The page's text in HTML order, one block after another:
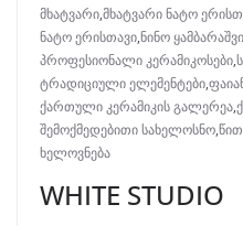
მხატვარი,მხატვარი ნატო
ნატო ერისთავი,ნინო
პროფესიონალი კერამიკოსები,
ტრადიციული ელემენტები,
ქართული კერამიკის გალერეა,
შემოქმედებითი სახელოსნო,
ხელოვნება
WHITE STUDIO